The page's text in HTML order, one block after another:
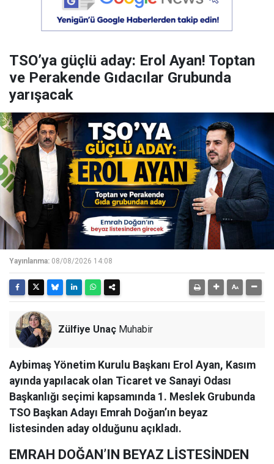
TSO’ya güçlü aday: Erol Ayan! Toptan
ve Perakende Gıdacılar Grubunda
yarışacak
Yayınlanma: 08/08/2026 14:08
Zülfiye Unaç Muhabir
Aybimaş Yönetim Kurulu Başkanı Erol Ayan, Kasım
ayında yapılacak olan Ticaret ve Sanayi Odası
Başkanlığı seçimi kapsamında 1. Meslek Grubunda
TSO Başkan Adayı Emrah Doğan’ın beyaz
listesinden aday olduğunu açıkladı.
EMRAH DOĞAN’IN BEYAZ LİSTESİNDEN